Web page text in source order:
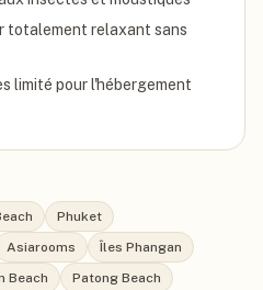
totalement relaxant sans
limité pour l'hébergement
Phuket
Asiarooms
Îles Phangan
Beach Patong Beach